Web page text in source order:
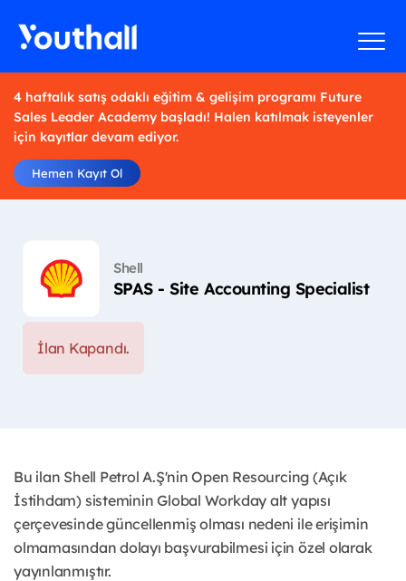
4 haftalık satış odaklı eğitim & gelişim programı Future
Sales Leader Academy başladı! Halen katılmak isteyenler
için kayıtlar devam ediyor.
Hemen Kayıt Ol
Shell
SPAS - Site Accounting Specialist
İlan Kapandı.
Bu ilan Shell Petrol A.Ş'nin Open Resourcing (Açık
İstihdam) sisteminin Global Workday alt yapısı
çerçevesinde güncellenmiş olması nedeni ile erişimin
olmamasından dolayı başvurabilmesi için özel olarak
yayınlanmıştır.